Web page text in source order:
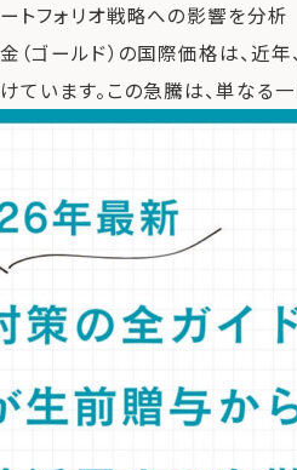
ートフォリオ戦略への影響を分析
金（ゴールド）の国際価格は、近
けています。この急騰は、単なる